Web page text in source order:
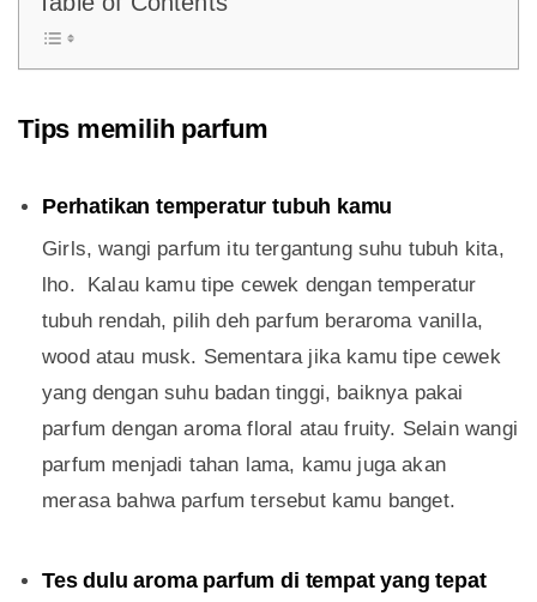
Tips memilih parfum
Perhatikan temperatur tubuh kamu
Girls, wangi parfum itu tergantung suhu tubuh kita,
lho. Kalau kamu tipe cewek dengan temperatur
tubuh rendah, pilih deh parfum beraroma vanilla,
wood atau musk. Sementara jika kamu tipe cewek
yang dengan suhu badan tinggi, baiknya pakai
parfum dengan aroma floral atau fruity. Selain wangi
parfum menjadi tahan lama, kamu juga akan
merasa bahwa parfum tersebut kamu banget.
Tes dulu aroma parfum di tempat yang tepat